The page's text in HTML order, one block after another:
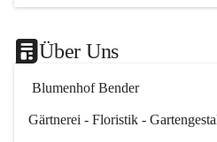
Über Uns
Blumenhof Bender
Gärtnerei - Floristik -